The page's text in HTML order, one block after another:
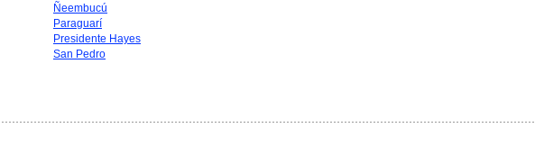
Ñeembucú
Paraguarí
Presidente Hayes
San Pedro